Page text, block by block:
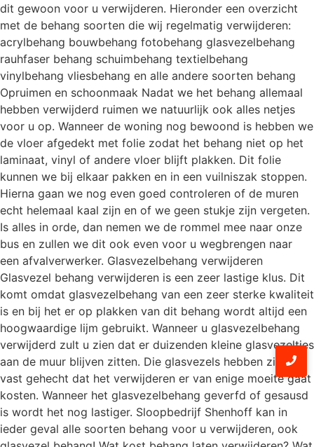
dit gewoon voor u verwijderen. Hieronder een overzicht
met de behang soorten die wij regelmatig verwijderen:
acrylbehang bouwbehang fotobehang glasvezelbehang
rauhfaser behang schuimbehang textielbehang
vinylbehang vliesbehang en alle andere soorten behang
Opruimen en schoonmaak Nadat we het behang allemaal
hebben verwijderd ruimen we natuurlijk ook alles netjes
voor u op. Wanneer de woning nog bewoond is hebben we
de vloer afgedekt met folie zodat het behang niet op het
laminaat, vinyl of andere vloer blijft plakken. Dit folie
kunnen we bij elkaar pakken en in een vuilniszak stoppen.
Hierna gaan we nog even goed controleren of de muren
echt helemaal kaal zijn en of we geen stukje zijn vergeten.
Is alles in orde, dan nemen we de rommel mee naar onze
bus en zullen we dit ook even voor u wegbrengen naar
een afvalverwerker. Glasvezelbehang verwijderen
Glasvezel behang verwijderen is een zeer lastige klus. Dit
komt omdat glasvezelbehang van een zeer sterke kwaliteit
is en bij het er op plakken van dit behang wordt altijd een
hoogwaardige lijm gebruikt. Wanneer u glasvezelbehang
verwijderd zult u zien dat er duizenden kleine glasvezeltjes
aan de muur blijven zitten. Die glasvezels hebben zich zo
vast gehecht dat het verwijderen er van enige moeite gaat
kosten. Wanneer het glasvezelbehang geverfd of gesausd
is wordt het nog lastiger. Sloopbedrijf Shenhoff kan in
ieder geval alle soorten behang voor u verwijderen, ook